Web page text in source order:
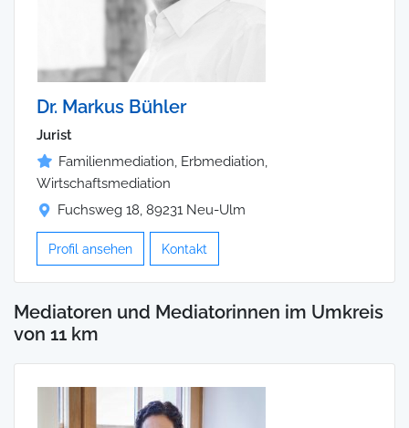
Dr. Markus Bühler
Jurist
Familienmediation, Erbmediation,
Wirtschaftsmediation
Fuchsweg 18, 89231 Neu-Ulm
Profil ansehen Kontakt
Mediatoren und Mediatorinnen im Umkreis
von 11 km